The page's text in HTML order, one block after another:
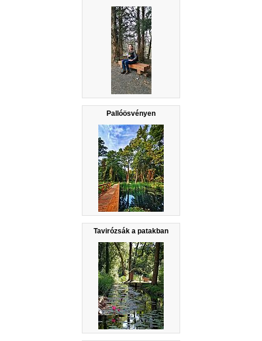
Pallóösvényen
Tavirózsák a patakban